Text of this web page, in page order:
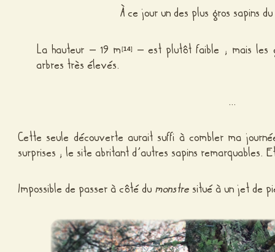
À ce jour un des plus gros sapins
La hauteur – 19 m[14]
– est plutôt faible ; mais les
arbres très élevés.
…
Cette seule découverte aurait suffi à combler ma
surprises ; le site abritant d’autres sapins remarquables.
Impossible de passer à côté du monstresitué à un jet de